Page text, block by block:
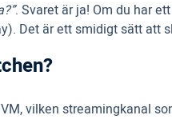
. Svaret är ja! Om du har
Det är ett smidigt sätt
vilken streamingkanal